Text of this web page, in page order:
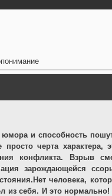
юмора и способность
просто черта характера,
конфликта. Взрыв
зарождающейся
человека,
из себя. И это нормально!